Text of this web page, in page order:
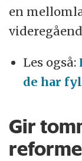
en
Les også:
de har
Gir